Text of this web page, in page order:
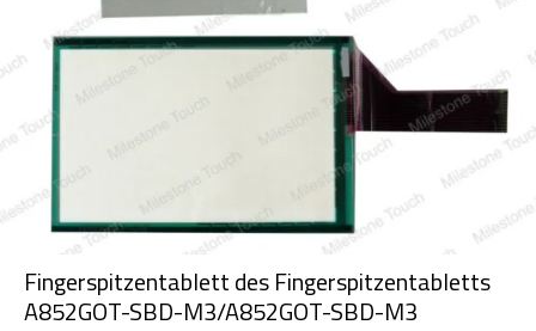
Fingerspitzentablett des Fingerspitzentabletts
A852GOT-SBD-M3/A852GOT-SBD-M3